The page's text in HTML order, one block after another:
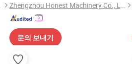
LTD.
Zhengzhou Honest Machinery Co., Ltd.
문의 보내기